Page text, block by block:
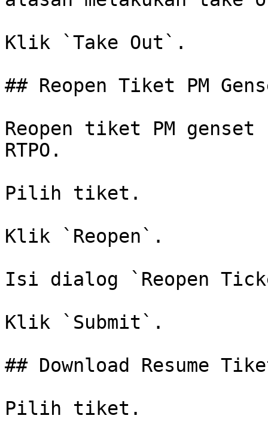
Klik `Take Out`.
## Reopen Tiket PM
Reopen tiket PM
RTPO.
Pilih tiket.
Klik `Reopen`.
Isi dialog `Reopen
Klik `Submit`.
## Download Resume
Pilih tiket.